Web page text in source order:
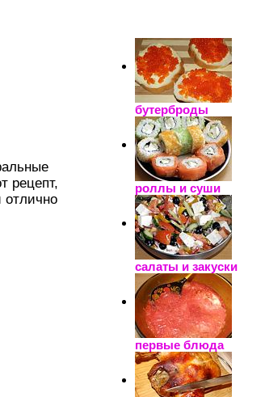
рецепт,
отлично
бутерброды
роллы и суши
салаты и закуски
первые блюда